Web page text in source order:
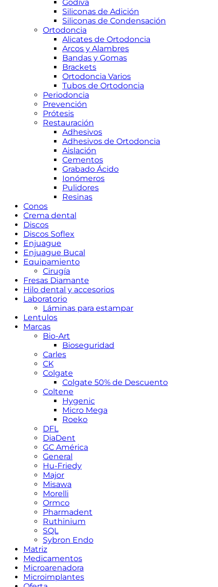
Godiva
Siliconas de Adición
Siliconas de Condensación
Ortodoncia
Alicates de Ortodoncia
Arcos y Alambres
Bandas y Gomas
Brackets
Ortodoncia Varios
Tubos de Ortodoncia
Periodoncia
Prevención
Prótesis
Restauración
Adhesivos
Adhesivos de Ortodoncia
Aislación
Cementos
Grabado Ácido
Ionómeros
Pulidores
Resinas
Conos
Crema dental
Discos
Discos Soflex
Enjuague
Enjuague Bucal
Equipamiento
Cirugía
Fresas Diamante
Hilo dental y accesorios
Laboratorio
Láminas para estampar
Lentulos
Marcas
Bio-Art
Bioseguridad
Carles
CK
Colgate
Colgate 50% de Descuento
Coltene
Hygenic
Micro Mega
Roeko
DFL
DiaDent
GC América
General
Hu-Friedy
Major
Misawa
Morelli
Ormco
Pharmadent
Ruthinium
SQL
Sybron Endo
Matriz
Medicamentos
Microarenadora
Microimplantes